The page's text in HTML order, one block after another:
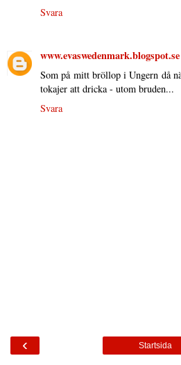
Svara
www.evaswedenmark.blogspot.se
Som på mitt bröllop i Ungern då
tokajer att dricka - utom bruden...
Svara
‹ Startsida